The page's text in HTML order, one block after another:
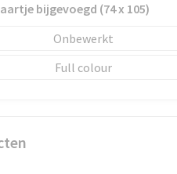
bijgevoegd (74 x 105)
Onbewerkt
Full colour